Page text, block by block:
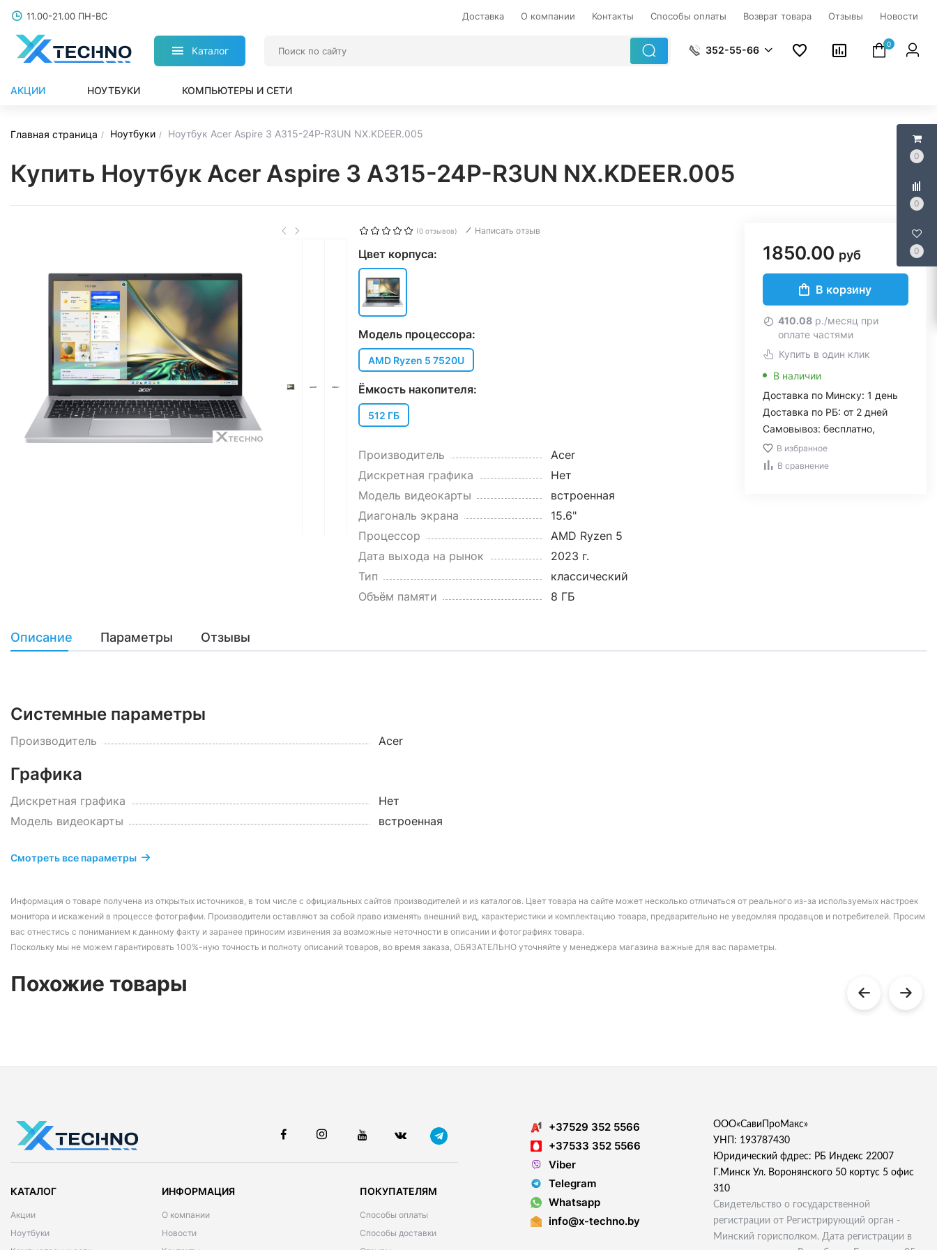
0
0
0
11.00-21.00 ПН-ВС Доставка О компании Контакты Способы оплаты Возврат товара Отзывы Новости
Каталог 352-55-66
0
АКЦИИ НОУТБУКИ КОМПЬЮТЕРЫ И СЕТИ
Главная страница Ноутбуки Ноутбук Acer Aspire 3 A315-24P-R3UN NX.KDEER.005
Купить Ноутбук Acer Aspire 3 A315-24P-R3UN NX.KDEER.005
(0 отзывов) Написать отзыв
Цвет корпуса:
Модель процессора:
AMD Ryzen 5 7520U
Ёмкость накопителя:
512 ГБ
Производитель
Acer
Дискретная графика
Нет
Модель видеокарты
встроенная
Диагональ экрана
15.6"
Процессор
AMD Ryzen 5
Дата выхода на рынок
2023 г.
Тип
классический
Объём памяти
8 ГБ
1850.00 руб
В корзину
410.08р./месяц при
оплате частями
Купить в один клик
В наличии
Доставка по Минску: 1 день
Доставка по РБ: от 2 дней
Самовывоз: бесплатно,
В избранное
В сравнение
Описание Параметры Отзывы
Системные параметры
Производитель Acer
Графика
Дискретная графика
Нет
Модель видеокарты
встроенная
Смотреть все параметры
Информация о товаре получена из открытых источников, в том числе с официальных сайтов производителей и из каталогов. Цвет товара на сайте может несколько отличаться от реального из-за используемых настроек
монитора и искажений в процессе фотографии. Производители оставляют за собой право изменять внешний вид, характеристики и комплектацию товара, предварительно не уведомляя продавцов и потребителей. Просим
вас отнестись с пониманием к данному факту и заранее приносим извинения за возможные неточности в описании и фотографиях товара.
Поскольку мы не можем гарантировать 100%-ную точность и полноту описаний товаров, во время заказа, ОБЯЗАТЕЛЬНО уточняйте у менеджера магазина важные для вас параметры.
Похожие товары
КАТАЛОГ
Акции
Ноутбуки
ИНФОРМАЦИЯ
О компании
Новости
ПОКУПАТЕЛЯМ
Способы оплаты
Способы доставки
+37529 352 5566
+37533 352 5566
Viber
Telegram
Whatsapp
info@x-techno.by
ООО«СавиПроМакс»
УНП: 193787430
Юридический фдрес: РБ Индекс 22007
Г.Минск Ул. Воронянского 50 кортус 5 офис
310
Свидетельство о государственной
регистрации от Регистрирующий орган -
Минский горисполком. Дата регистрации в